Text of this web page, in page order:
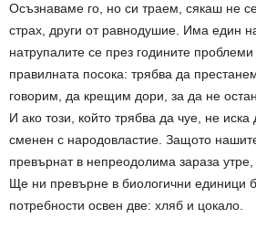
Осъзнаваме го, но си траем, сякаш не
страх, други от равнодушие. Има един
натрупалите се през годините
правилната посока: трябва да
говорим, да крещим дори, за да не
И ако този, който трябва да чуе, не
сменен с народовластие. Защото
превърнат в непреодолима зараза
Ще ни превърне в биологични единици
потребности освен две: хляб и цокало.